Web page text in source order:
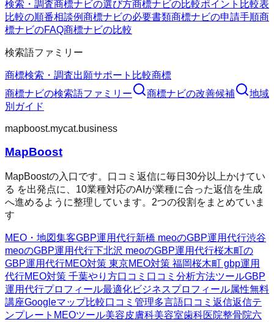
検索・調査商標ナビの選び方商標ナビの比較ポイント 比較表
比較の順番相談例商標ナビの必要書類商標ナビの申請手順商
標ナビのFAQ商標ナビの比較
検索語ファミリー
商標検索・調査出願サポート 比較商標
商標ナビの検索語ファミリー 商標ナビの改善候補
地域
別ガイド
mapboost.mycat.business
MapBoost
MapBoostの入口です。口コミ返信に毎日30分以上かけてい
る を出発点に、10業種対応のAIが業種に合った返信を生成
へ進めるように整理しています。2つの役割をまとめていま
す
MEO・地図集客GBP運用代行新橋 meoのGBP運用代行渋谷
meoのGBP運用代行下北沢 meoのGBP運用代行桜木町の
GBP運用代行MEO対策 東京MEO対策 福岡桜木町 gbp運用
代行MEO対策 千葉やり方口コミ 口コミ分析方法ツールGBP
運用代行プロフィール最適化ビジネスプロフィール属性無料
講座Googleマップ比較口コミ管理多言語口コミ返信返信テ
ンプレート MEOツール美容皮膚科美容室歯科医院整骨院六